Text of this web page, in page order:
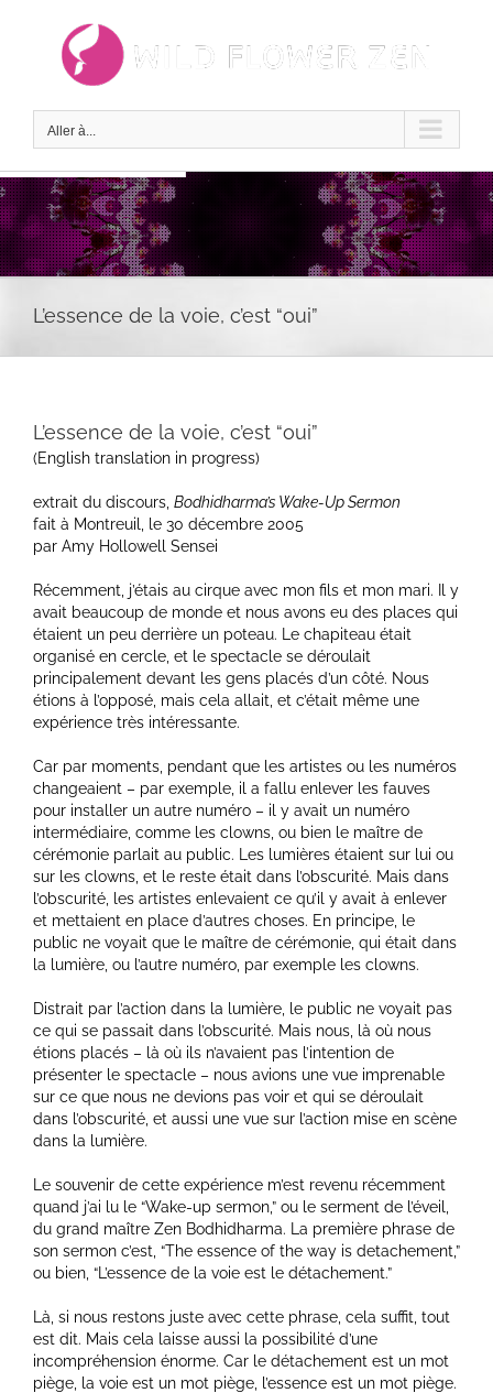
Aller à...
L’essence de la voie, c’est “oui”
L’essence de la voie, c’est “oui”
(English translation in progress)
extrait du discours, Bodhidharma’s Wake-Up Sermon
fait à Montreuil, le 30 décembre 2005
par Amy Hollowell Sensei
Récemment, j’étais au cirque avec mon fils et mon mari. Il y
avait beaucoup de monde et nous avons eu des places qui
étaient un peu derrière un poteau. Le chapiteau était
organisé en cercle, et le spectacle se déroulait
principalement devant les gens placés d’un côté. Nous
étions à l’opposé, mais cela allait, et c’était même une
expérience très intéressante.
Car par moments, pendant que les artistes ou les numéros
changeaient – par exemple, il a fallu enlever les fauves
pour installer un autre numéro – il y avait un numéro
intermédiaire, comme les clowns, ou bien le maître de
cérémonie parlait au public. Les lumières étaient sur lui ou
sur les clowns, et le reste était dans l’obscurité. Mais dans
l’obscurité, les artistes enlevaient ce qu’il y avait à enlever
et mettaient en place d’autres choses. En principe, le
public ne voyait que le maître de cérémonie, qui était dans
la lumière, ou l’autre numéro, par exemple les clowns.
Distrait par l’action dans la lumière, le public ne voyait pas
ce qui se passait dans l’obscurité. Mais nous, là où nous
étions placés – là où ils n’avaient pas l’intention de
présenter le spectacle – nous avions une vue imprenable
sur ce que nous ne devions pas voir et qui se déroulait
dans l’obscurité, et aussi une vue sur l’action mise en scène
dans la lumière.
Le souvenir de cette expérience m’est revenu récemment
quand j’ai lu le “Wake-up sermon,” ou le serment de l’éveil,
du grand maître Zen Bodhidharma. La première phrase de
son sermon c’est, “The essence of the way is detachement,”
ou bien, “L’essence de la voie est le détachement.”
Là, si nous restons juste avec cette phrase, cela suffit, tout
est dit. Mais cela laisse aussi la possibilité d’une
incompréhension énorme. Car le détachement est un mot
piège, la voie est un mot piège, l’essence est un mot piège.